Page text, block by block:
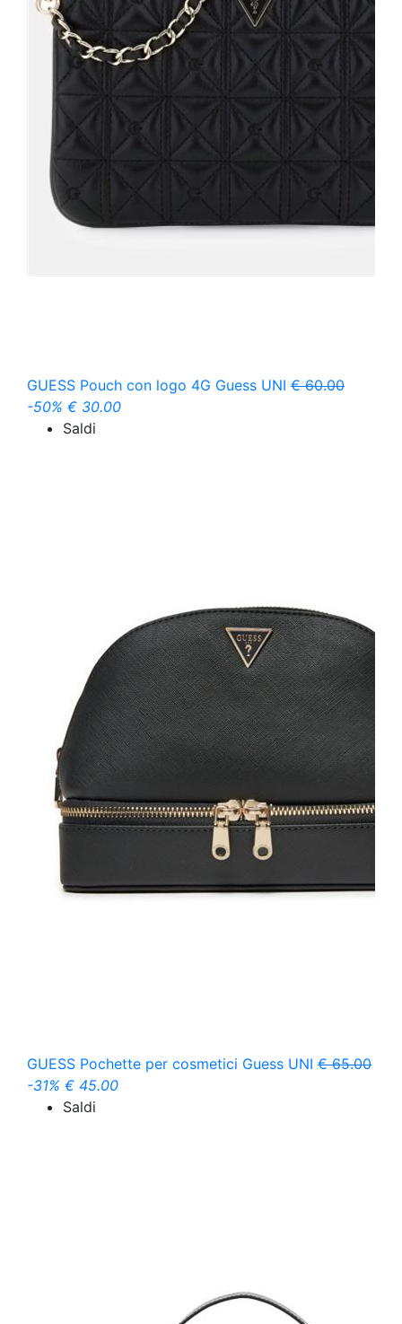
GUESS Pouch con logo 4G Guess UNI € 60.00
-50% € 30.00
Saldi
GUESS Pochette per cosmetici Guess UNI € 65.00
-31% € 45.00
Saldi